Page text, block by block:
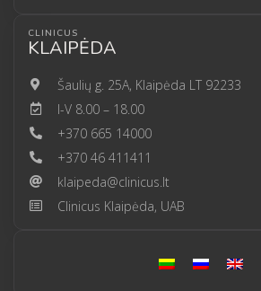
CLINICUS
KLAIPĖDA
Šaulių g. 25A, Klaipėda LT 92233
I-V 8.00 – 18.00
+370 665 14000
+370 46 411411
klaipeda@clinicus.lt
Clinicus Klaipėda, UAB